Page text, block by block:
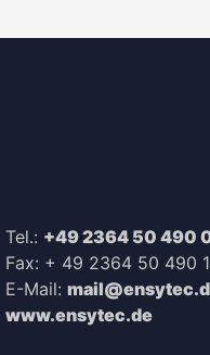
Tel.: +49 2364 50 490
Fax: + 49 2364 50 490
E-Mail:
www.ensytec.de